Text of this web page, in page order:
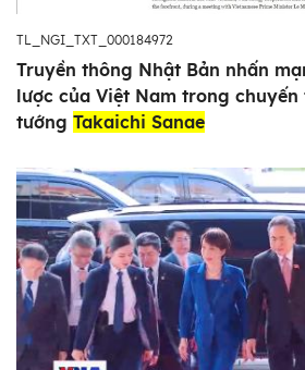
TL_NGI_TXT_000184972
Truyền thông Nhật Bản nhấn
lược của Việt Nam trong chuyến
tướng Takaichi Sanae